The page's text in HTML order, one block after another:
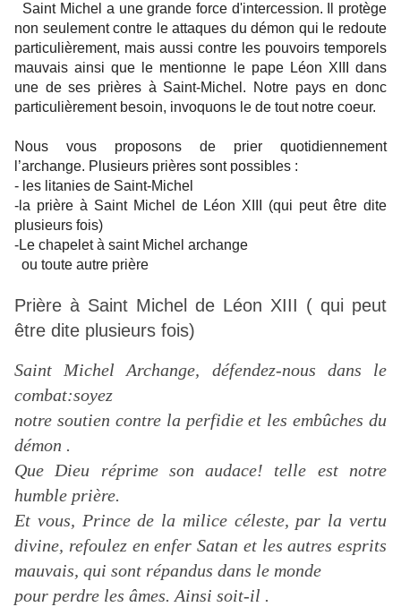
Saint Michel a une grande force d'intercession. Il protège
non seulement contre le attaques du démon qui le redoute
particulièrement, mais aussi contre les pouvoirs temporels
mauvais ainsi que le mentionne le pape Léon XIII dans
une de ses prières à Saint-Michel. Notre pays en donc
particulièrement besoin, invoquons le de tout notre coeur.
Nous vous proposons de prier quotidiennement
l’archange. Plusieurs prières sont possibles :
- les litanies de Saint-Michel
-la prière à Saint Michel de Léon XIII (qui peut être dite
plusieurs fois)
-Le chapelet à saint Michel archange
ou toute autre prière
Prière à Saint Michel de Léon XIII ( qui peut
être dite plusieurs fois)
Saint Michel Archange, défendez-nous dans le
combat:soyez
notre soutien contre la perfidie et les embûches du
démon .
Que Dieu réprime son audace! telle est notre
humble prière.
Et vous, Prince de la milice céleste, par la vertu
divine, refoulez en enfer Satan et les autres esprits
mauvais, qui sont répandus dans le monde
pour perdre les âmes. Ainsi soit-il .